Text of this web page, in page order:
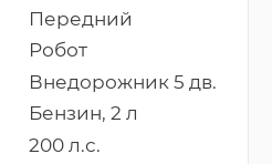
Передний
Робот
Внедорожник 5 дв.
Бензин, 2 л
200 л.с.